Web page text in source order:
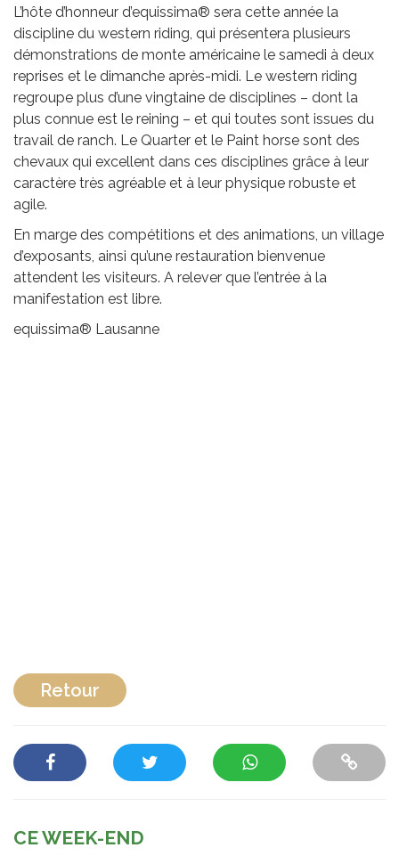
L’hôte d’honneur d’equissima® sera cette année la
discipline du western riding, qui présentera plusieurs
démonstrations de monte américaine le samedi à deux
reprises et le dimanche après-midi. Le western riding
regroupe plus d’une vingtaine de disciplines – dont la
plus connue est le reining – et qui toutes sont issues du
travail de ranch. Le Quarter et le Paint horse sont des
chevaux qui excellent dans ces disciplines grâce à leur
caractère très agréable et à leur physique robuste et
agile.
En marge des compétitions et des animations, un village
d’exposants, ainsi qu’une restauration bienvenue
attendent les visiteurs. A relever que l’entrée à la
manifestation est libre.
equissima® Lausanne
Retour
CE WEEK-END